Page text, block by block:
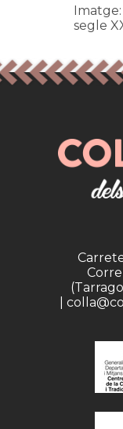
segle
|